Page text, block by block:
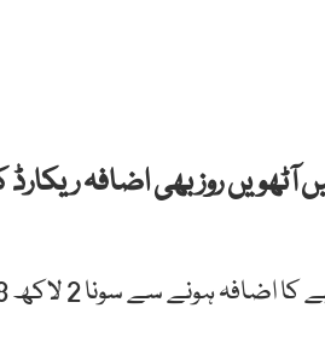
روز بھی اضافہ ریکارڈ